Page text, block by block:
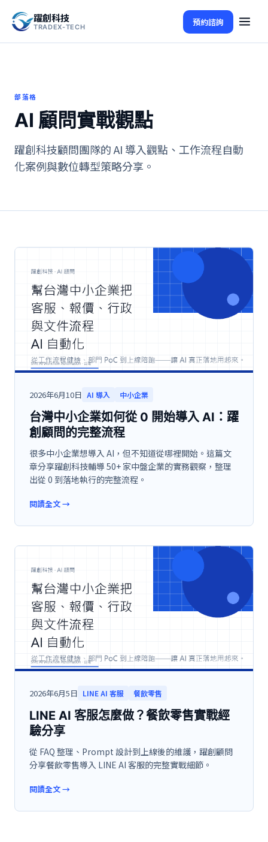
躍創科技
TRADEX-TECH 預約諮詢
部落格
AI 顧問實戰觀點
躍創科技顧問團隊的 AI 導入觀點、工作流程自動
化案例與數位轉型策略分享。
2026年6月10日 AI 導入 中小企業
台灣中小企業如何從 0 開始導入 AI：躍
創顧問的完整流程
很多中小企業想導入 AI，但不知道從哪裡開始。這篇文
章分享躍創科技輔導 50+ 家中盤企業的實務觀察，整理
出從 0 到落地執行的完整流程。
閱讀全文→
2026年6月5日 LINE AI 客服 餐飲零售
LINE AI 客服怎麼做？餐飲零售實戰經
驗分享
從 FAQ 整理、Prompt 設計到上線後的維護，躍創顧問
分享餐飲零售導入 LINE AI 客服的完整實戰細節。
閱讀全文→